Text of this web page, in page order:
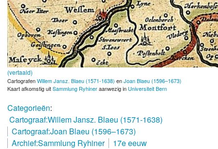
Overig
Verenigingsinfo
(vertaald)
CartografenWillem Jansz. Blaeu (1571-1638) enJoan Blaeu (1596–1673)
Kaart afkomstig uitSammlung Ryhineraanwezig in Universiteit Bern
Categorieën:
Cartograaf:Willem Jansz. Blaeu (1571-1638)
Cartograaf:Joan Blaeu (1596–1673)
Archief:Sammlung Ryhiner
17e eeuw